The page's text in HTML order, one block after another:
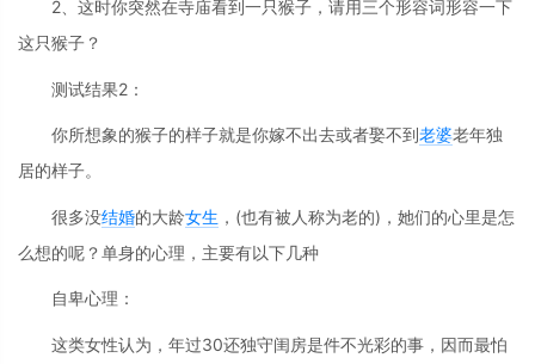
2、这时你突然在寺庙看到一只猴子，请用三个形容词形容一下
这只猴子？
测试结果2：
你所想象的猴子的样子就是你嫁不出去或者娶不到老婆老年独
居的样子。
很多没结婚的大龄女生 ，(也有被人称为老的)，她们的心里是怎
么想的呢？单身的心理，主要有以下几种
自卑心理：
这类女性认为，年过30还独守闺房是件不光彩的事，因而最怕